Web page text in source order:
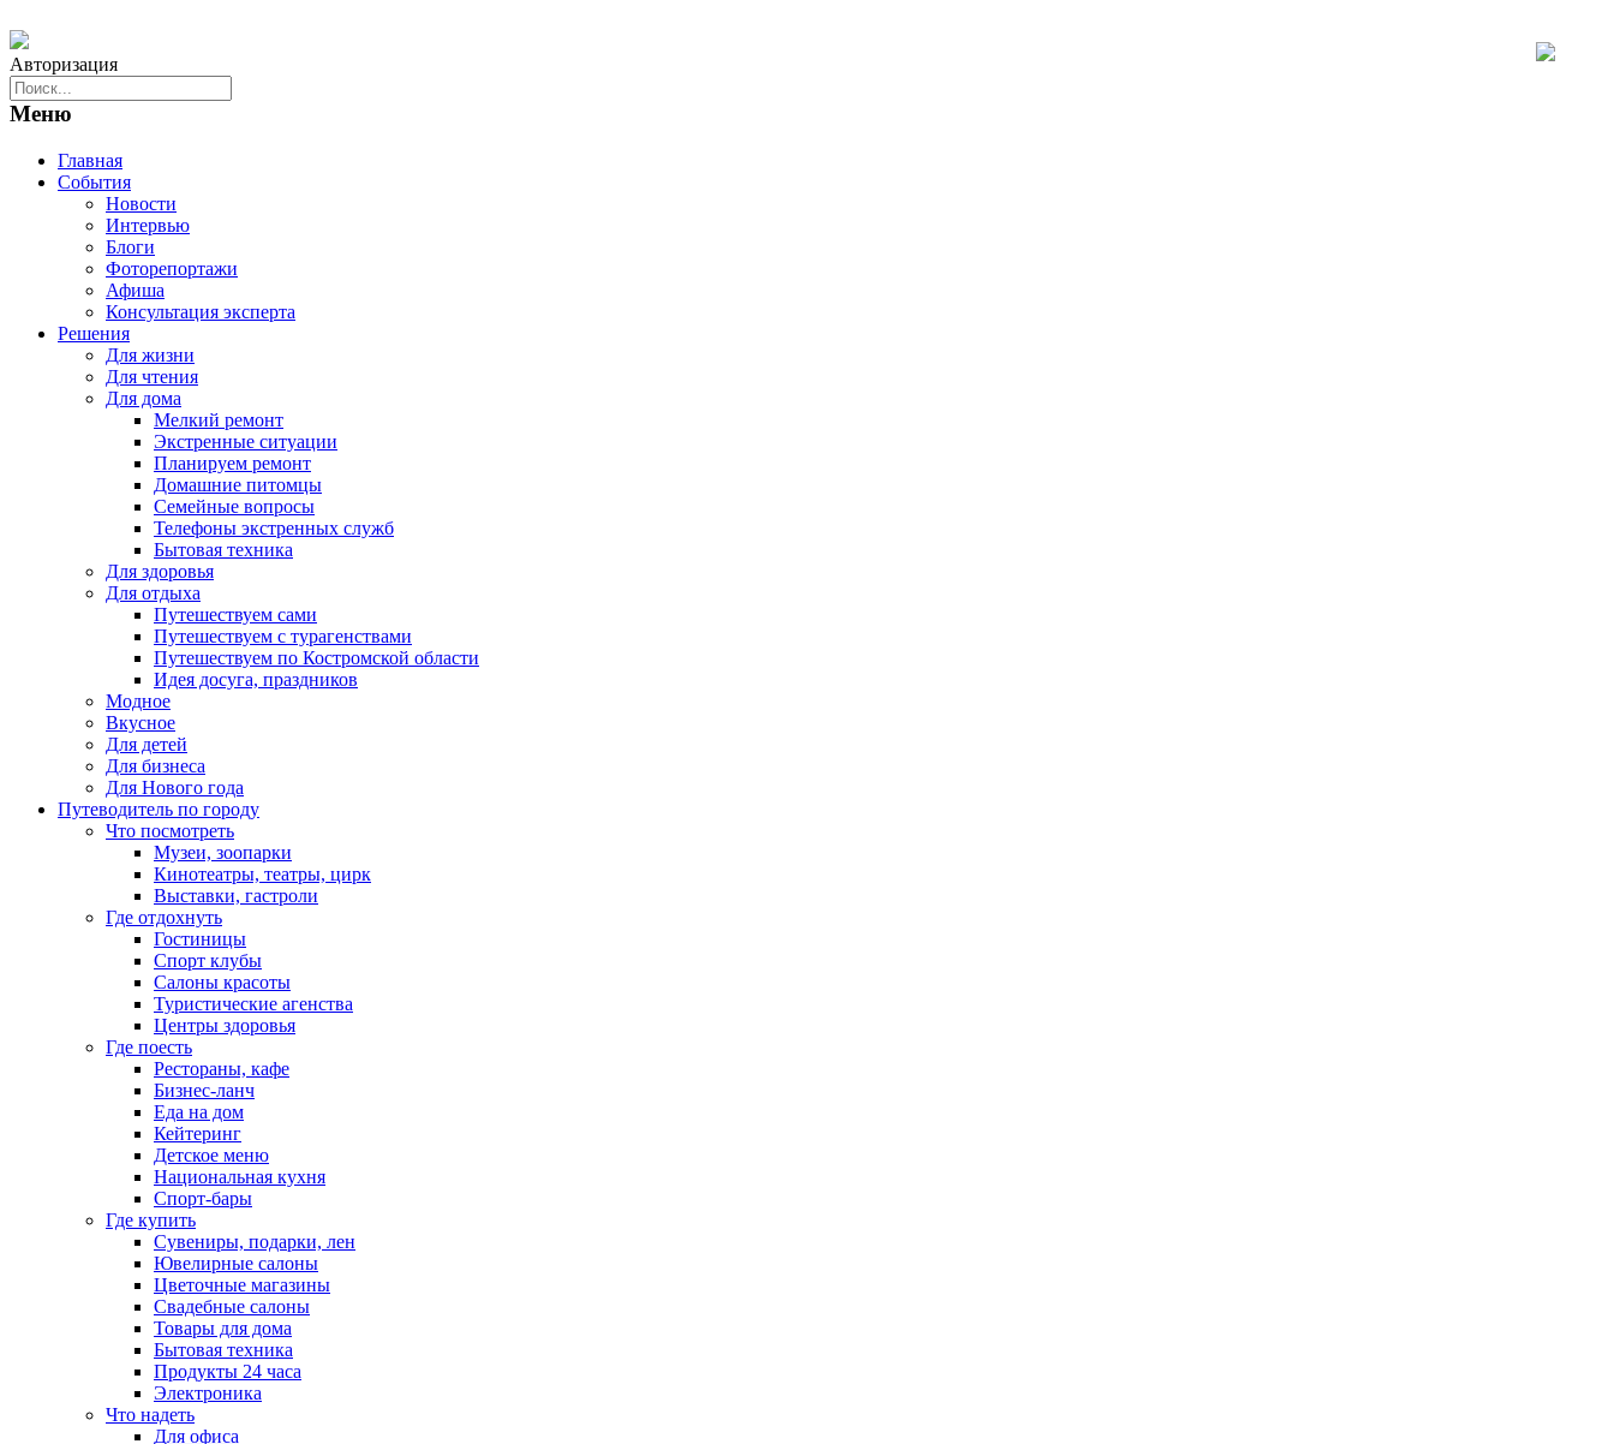
Авторизация
Меню
Главная
События
Новости
Интервью
Блоги
Фоторепортажи
Афиша
Консультация эксперта
Решения
Для жизни
Для чтения
Для дома
Мелкий ремонт
Экстренные ситуации
Планируем ремонт
Домашние питомцы
Семейные вопросы
Телефоны экстренных служб
Бытовая техника
Для здоровья
Для отдыха
Путешествуем сами
Путешествуем с турагенствами
Путешествуем по Костромской области
Идея досуга, праздников
Модное
Вкусное
Для детей
Для бизнеса
Для Нового года
Путеводитель по городу
Что посмотреть
Музеи, зоопарки
Кинотеатры, театры, цирк
Выставки, гастроли
Где отдохнуть
Гостиницы
Спорт клубы
Салоны красоты
Туристические агенства
Центры здоровья
Где поесть
Рестораны, кафе
Бизнес-ланч
Еда на дом
Кейтеринг
Детское меню
Национальная кухня
Спорт-бары
Где купить
Сувениры, подарки, лен
Ювелирные салоны
Цветочные магазины
Свадебные салоны
Товары для дома
Бытовая техника
Продукты 24 часа
Электроника
Что надеть
Для офиса